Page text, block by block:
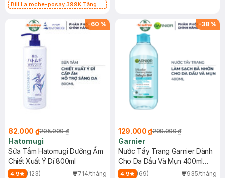
Bill La roche-posay 399K Tặng
(SL có hạn)
-60 %
82.000 ₫205.000 ₫
Hatomugi
Sữa Tắm Hatomugi Dưỡng Ẩm
Chiết Xuất Ý Dĩ 800ml
4.9 (123)
714/tháng
-38 %
129.000 ₫209.000 ₫
Garnier
Nước Tẩy Trang Garnier Dành
Cho Da Dầu Và Mụn 400ml
(Mới)
4.9 (69)
935/tháng